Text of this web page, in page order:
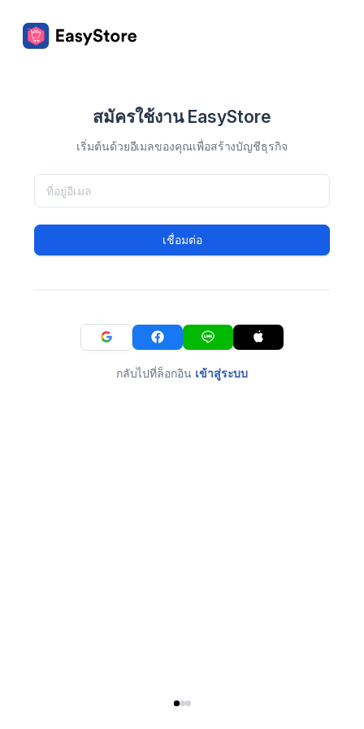
สมัครใช้งาน EasyStore
เริ่มต้นด้วยอีเมลของคุณเพื่อสร้างบัญชีธุรกิจ
เชื่อมต่อ
กลับไปที่ล็อกอิน เข้าสู่ระบบ